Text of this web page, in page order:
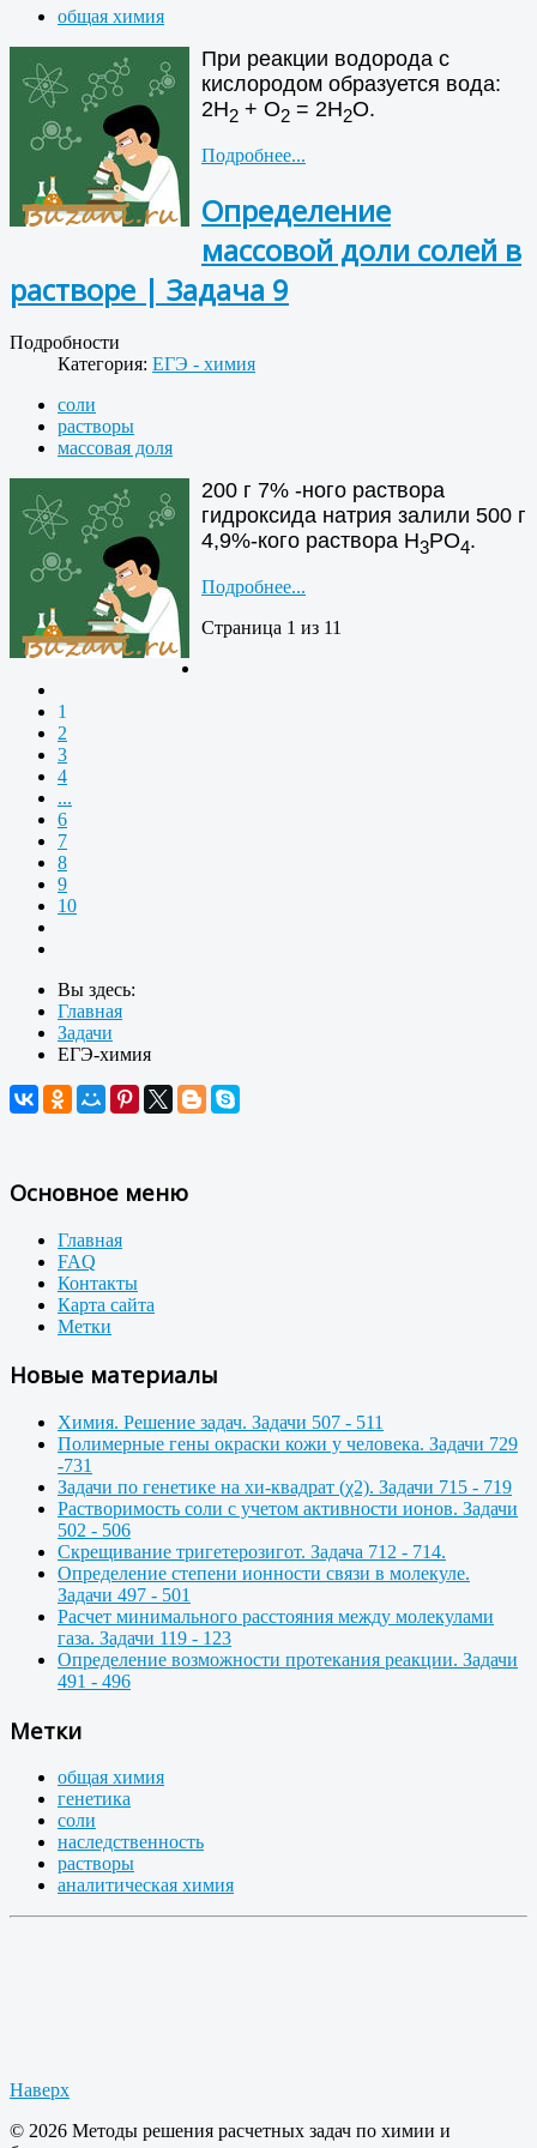
общая химия
При реакции водорода с
кислородом образуется вода:
2Н2 + О2 = 2Н2О.
Подробнее...
Определение
массовой доли солей в
растворе | Задача 9
Подробности
Категория: ЕГЭ - химия
соли
растворы
массовая доля
200 г 7% -ного раствора
гидроксида натрия залили 500 г
4,9%-кого раствора Н3РО4.
Подробнее...
Страница 1 из 11
1
2
3
4
...
6
7
8
9
10
Вы здесь:
Главная
Задачи
ЕГЭ-химия
Основное меню
Главная
FAQ
Контакты
Карта сайта
Метки
Новые материалы
Химия. Решение задач. Задачи 507 - 511
Полимерные гены окраски кожи у человека. Задачи 729
-731
Задачи по генетике на хи-квадрат (χ2). Задачи 715 - 719
Растворимость соли с учетом активности ионов. Задачи
502 - 506
Скрещивание тригетерозигот. Задача 712 - 714.
Определение степени ионности связи в молекуле.
Задачи 497 - 501
Расчет минимального расстояния между молекулами
газа. Задачи 119 - 123
Определение возможности протекания реакции. Задачи
491 - 496
Метки
общая химия
генетика
соли
наследственность
растворы
аналитическая химия
Наверх
© 2026 Методы решения расчетных задач по химии и